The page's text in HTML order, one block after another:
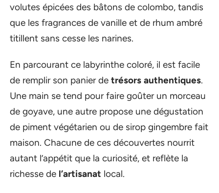
volutes épicées des bâtons de colombo, tandis
que les fragrances de vanille et de rhum ambré
titillent sans cesse les narines.
En parcourant ce labyrinthe coloré, il est facile
de remplir son panier de trésors authentiques.
Une main se tend pour faire goûter un morceau
de goyave, une autre propose une dégustation
de piment végétarien ou de sirop gingembre fait
maison. Chacune de ces découvertes nourrit
autant l’appétit que la curiosité, et reflète la
richesse de l’artisanat local.